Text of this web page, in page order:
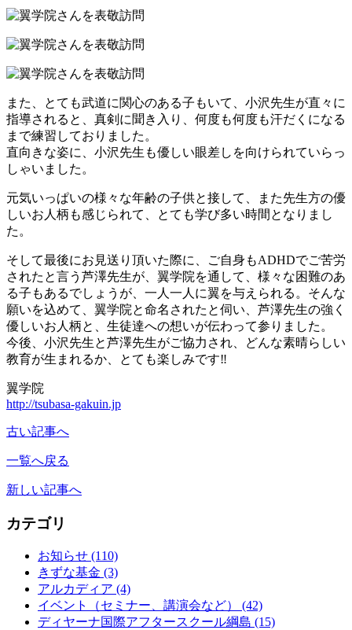
また、とても武道に関心のある子もいて、小沢先生が直々に
指導されると、真剣に聞き入り、何度も何度も汗だくになる
まで練習しておりました。
直向きな姿に、小沢先生も優しい眼差しを向けられていらっ
しゃいました。
元気いっぱいの様々な年齢の子供と接して、また先生方の優
しいお人柄も感じられて、とても学び多い時間となりまし
た。
そして最後にお見送り頂いた際に、ご自身もADHDでご苦労
されたと言う芦澤先生が、翼学院を通して、様々な困難のあ
る子もあるでしょうが、一人一人に翼を与えられる。そんな
願いを込めて、翼学院と命名されたと伺い、芦澤先生の強く
優しいお人柄と、生徒達への想いが伝わって参りました。
今後、小沢先生と芦澤先生がご協力され、どんな素晴らしい
教育が生まれるか、とても楽しみです‼
翼学院
http://tsubasa-gakuin.jp
古い記事へ
一覧へ戻る
新しい記事へ
カテゴリ
お知らせ (110)
きずな基金 (3)
アルカディア (4)
イベント（セミナー、講演会など） (42)
ディヤーナ国際アフタースクール綱島 (15)